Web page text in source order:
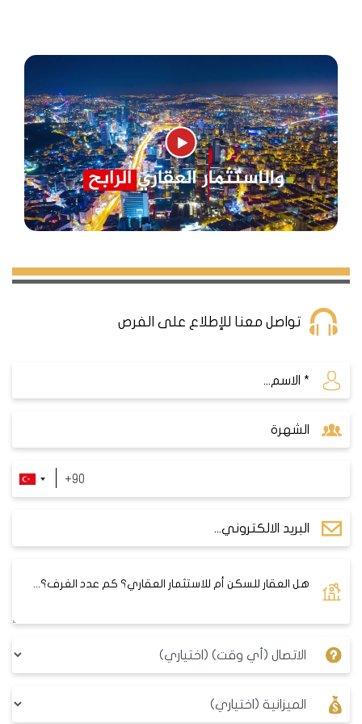
المدن والمناطق نقطة انطلاق جيدة ويمكنك دائما
اسطنبول هي أكبر مدينة ومركز اقتصادي في تركيا
تواصل معنا للإطلاع على الفرص